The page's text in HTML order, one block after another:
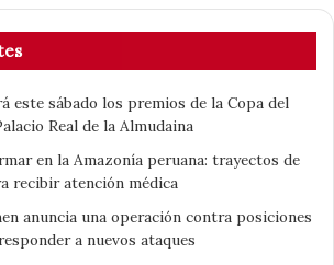
este sábado los premios de la Copa del
Real de la Almudaina
en la Amazonía peruana: trayectos de
recibir atención médica
anuncia una operación contra posiciones
a nuevos ataques